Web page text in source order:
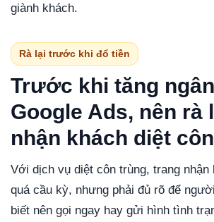
giành khách.
Rà lại trước khi đổ tiền
Trước khi tăng
Google Ads, nên rà
nhận khách diệt
Với dịch vụ diệt côn trùng, trang nhận
quá cầu kỳ, nhưng phải đủ rõ để
biết nên gọi ngay hay gửi hình tình